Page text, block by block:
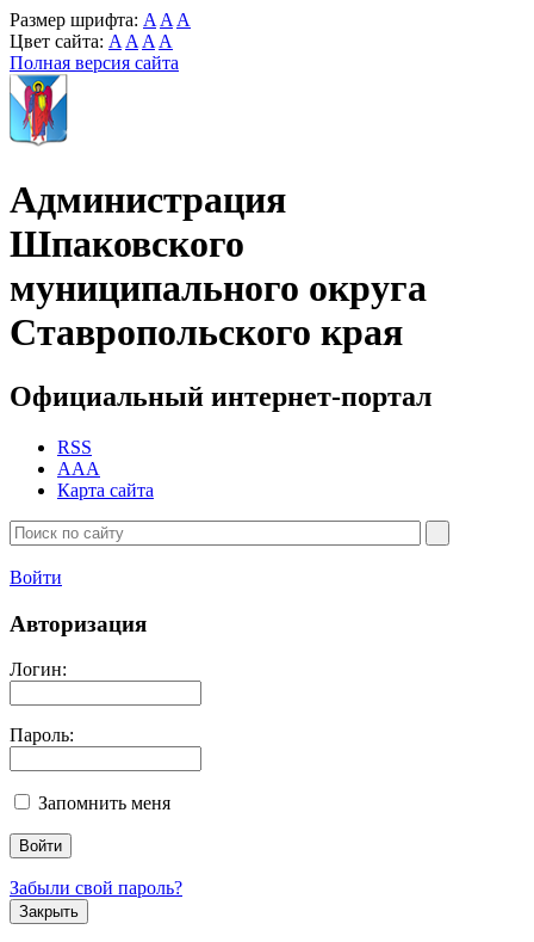
Размер шрифта: A A A
Цвет сайта: A A A A
Полная версия сайта
Администрация
Шпаковского
муниципального округа
Ставропольского края
Официальный интернет-портал
RSS
AAA
Карта сайта
Войти
Авторизация
Логин:
Пароль:
Запомнить меня
Забыли свой пароль?
Закрыть